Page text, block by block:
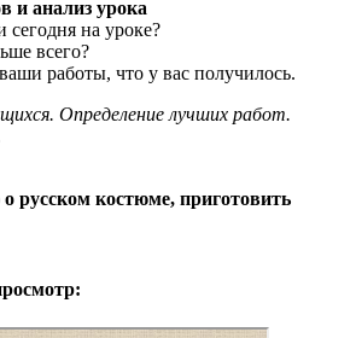
и анализ урока
сегодня на уроке?
всего?
работы, что у вас получилось.
Определение лучших работ.
русском костюме, приготовить